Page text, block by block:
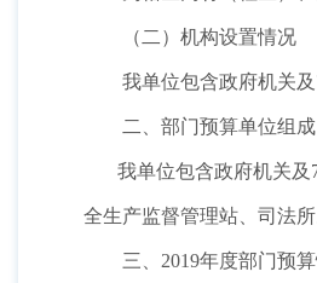
（二）机构设置情况
我单位包含政府机关及
二、部门预算单位组成
我单位包含政府机关及
全生产监督管理站、司法所
三、 2019年度部门预